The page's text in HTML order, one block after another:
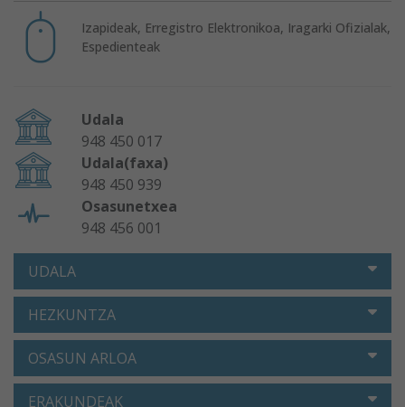
Izapideak, Erregistro Elektronikoa, Iragarki Ofizialak,
Espedienteak
Udala
948 450 017
Udala(faxa)
948 450 939
Osasunetxea
948 456 001
UDALA
HEZKUNTZA
OSASUN ARLOA
ERAKUNDEAK